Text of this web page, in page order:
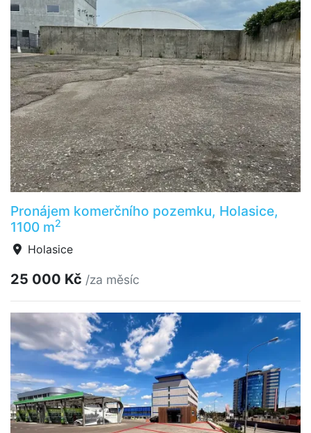
Pronájem komerčního pozemku, Holasice,
1100 m2
Holasice
25 000 Kč /za měsíc